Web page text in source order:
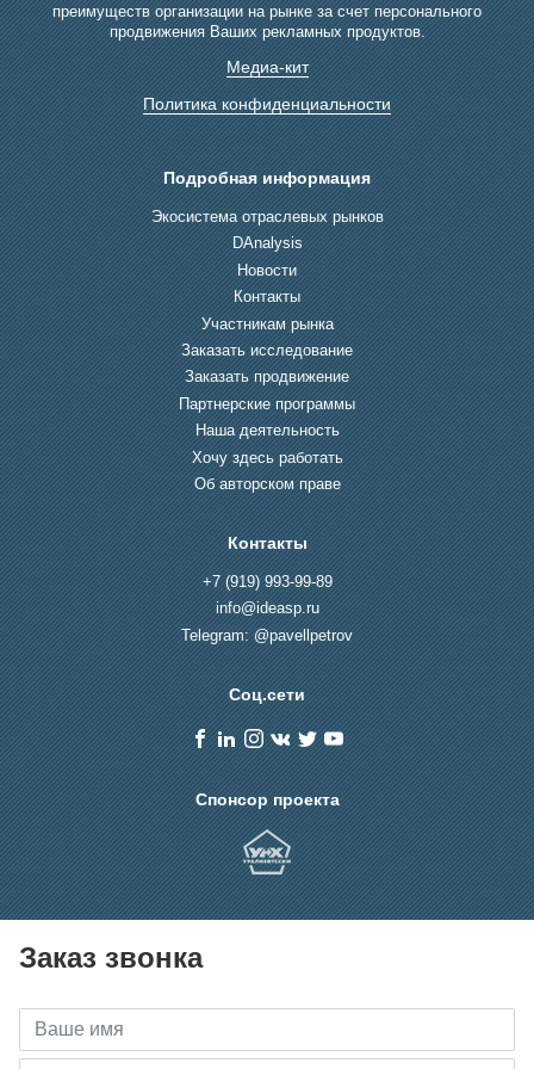
преимуществ организации на рынке за счет персонального
продвижения Ваших рекламных продуктов.
Медиа-кит
Политика конфиденциальности
Подробная информация
Экосистема отраслевых рынков
DAnalysis
Новости
Контакты
Участникам рынка
Заказать исследование
Заказать продвижение
Партнерские программы
Наша деятельность
Хочу здесь работать
Об авторском праве
Контакты
+7 (919) 993-99-89
info@ideasp.ru
Telegram: @pavellpetrov
Соц.сети
Спонсор проекта
Заказ звонка